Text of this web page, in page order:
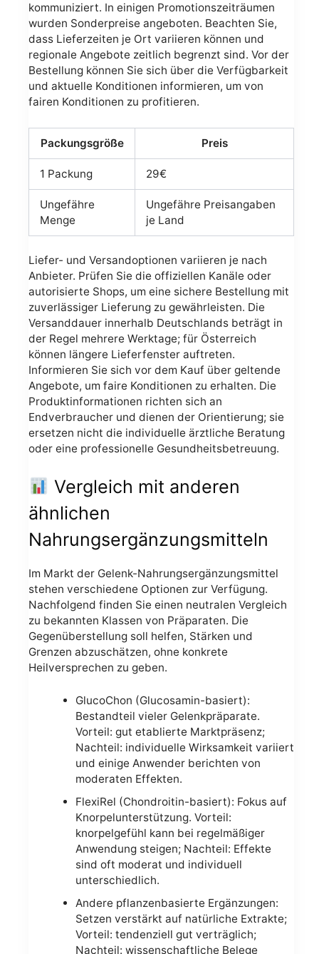
kommuniziert. In einigen Promotionszeiträumen
wurden Sonderpreise angeboten. Beachten Sie,
dass Lieferzeiten je Ort variieren können und
regionale Angebote zeitlich begrenzt sind. Vor der
Bestellung können Sie sich über die Verfügbarkeit
und aktuelle Konditionen informieren, um von
fairen Konditionen zu profitieren.
Packungsgröße Preis
1 Packung 29€
Ungefähre
Menge
Ungefähre Preisangaben
je Land
Liefer- und Versandoptionen variieren je nach
Anbieter. Prüfen Sie die offiziellen Kanäle oder
autorisierte Shops, um eine sichere Bestellung mit
zuverlässiger Lieferung zu gewährleisten. Die
Versanddauer innerhalb Deutschlands beträgt in
der Regel mehrere Werktage; für Österreich
können längere Lieferfenster auftreten.
Informieren Sie sich vor dem Kauf über geltende
Angebote, um faire Konditionen zu erhalten. Die
Produktinformationen richten sich an
Endverbraucher und dienen der Orientierung; sie
ersetzen nicht die individuelle ärztliche Beratung
oder eine professionelle Gesundheitsbetreuung.
Vergleich mit anderen
ähnlichen
Nahrungsergänzungsmitteln
Im Markt der Gelenk-Nahrungsergänzungsmittel
stehen verschiedene Optionen zur Verfügung.
Nachfolgend finden Sie einen neutralen Vergleich
zu bekannten Klassen von Präparaten. Die
Gegenüberstellung soll helfen, Stärken und
Grenzen abzuschätzen, ohne konkrete
Heilversprechen zu geben.
GlucoChon (Glucosamin-basiert):
Bestandteil vieler Gelenkpräparate.
Vorteil: gut etablierte Marktpräsenz;
Nachteil: individuelle Wirksamkeit variiert
und einige Anwender berichten von
moderaten Effekten.
FlexiRel (Chondroitin-basiert): Fokus auf
Knorpelunterstützung. Vorteil:
knorpelgefühl kann bei regelmäßiger
Anwendung steigen; Nachteil: Effekte
sind oft moderat und individuell
unterschiedlich.
Andere pflanzenbasierte Ergänzungen:
Setzen verstärkt auf natürliche Extrakte;
Vorteil: tendenziell gut verträglich;
Nachteil: wissenschaftliche Belege